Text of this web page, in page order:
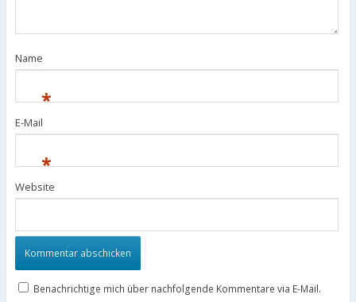
Name
*
E-Mail
*
Website
Benachrichtige mich über nachfolgende Kommentare via E-Mail.